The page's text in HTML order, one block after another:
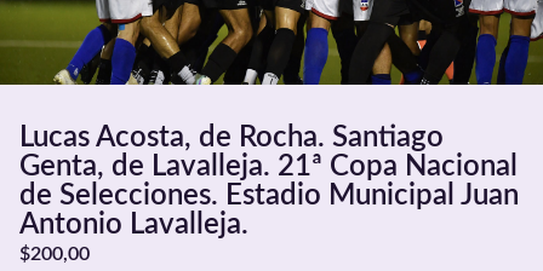
Lucas Acosta, de Rocha. Santiago
Genta, de Lavalleja. 21ª Copa Nacional
de Selecciones. Estadio Municipal Juan
Antonio Lavalleja.
$200,00